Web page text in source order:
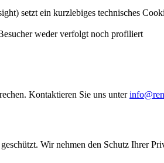
setzt ein kurzlebiges technisches
weder verfolgt noch profiliert
Kontaktieren Sie uns unter
Wir nehmen den Schutz Ihrer